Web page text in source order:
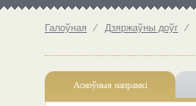
Галоўная ⁄ Дзяржаўны доўг ⁄
Асноўныя напрамкi